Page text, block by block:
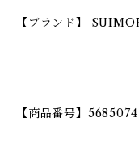
【ブランド】
【商品番号】5685074